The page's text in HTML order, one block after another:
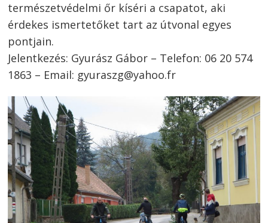
természetvédelmi őr kíséri a csapatot, aki
érdekes ismertetőket tart az útvonal egyes
pontjain.
Jelentkezés: Gyurász Gábor – Telefon: 06 20 574
1863 – Email: gyuraszg@yahoo.fr